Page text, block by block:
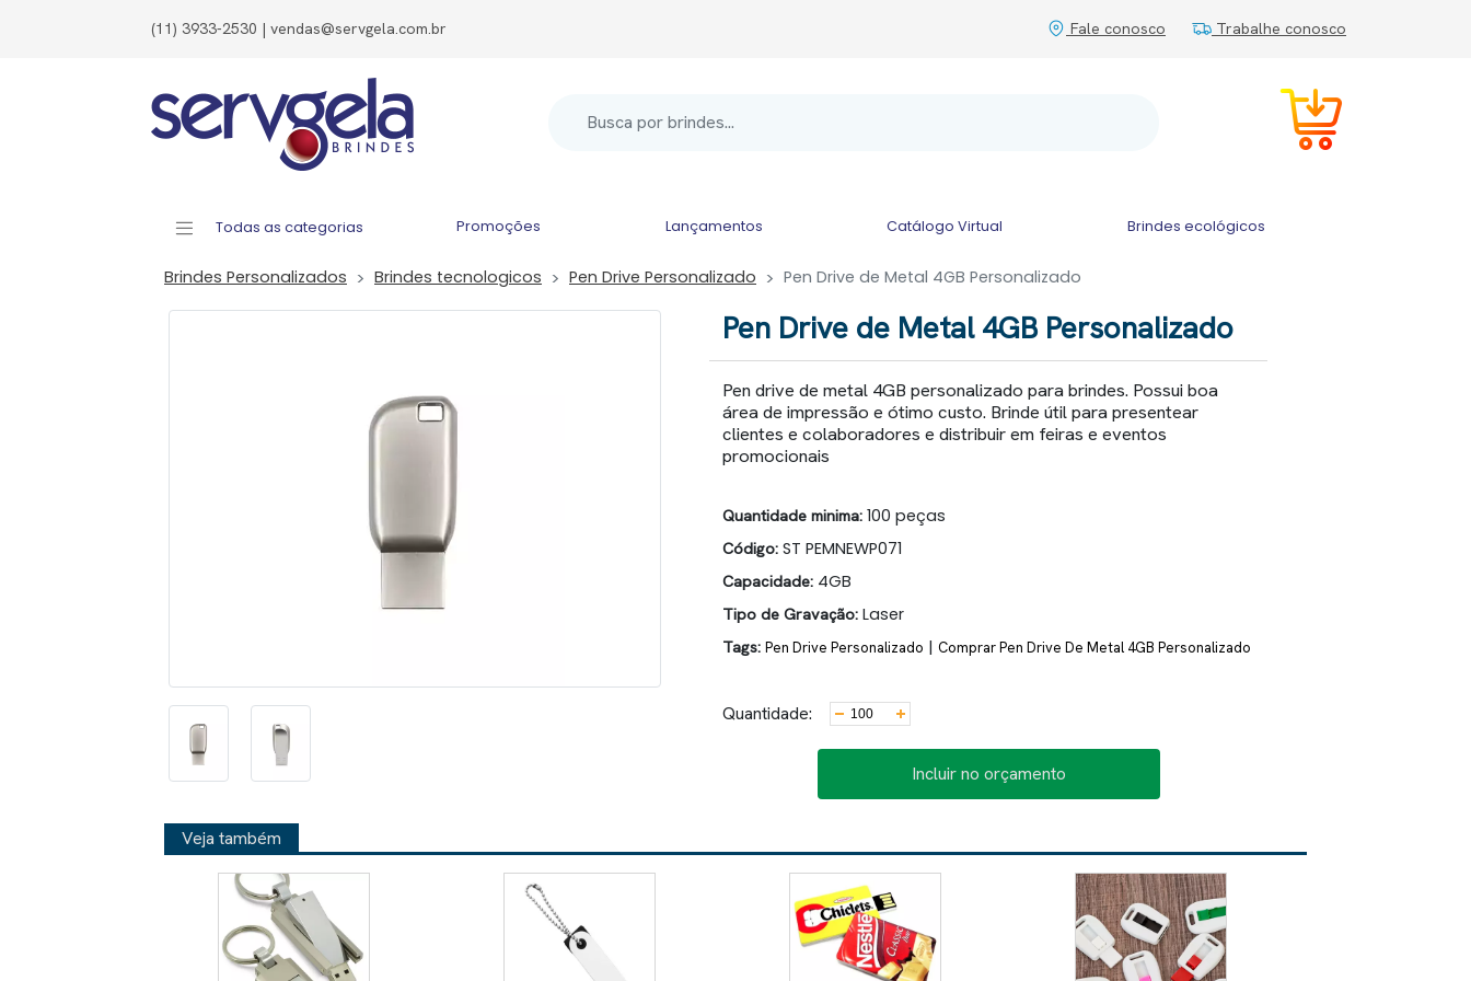
(11) 3933-2530 | vendas@servgela.com.br Fale conosco Trabalhe conosco
Todas as categorias Promoções Lançamentos Catálogo Virtual Brindes ecológicos
Brindes Personalizados Brindes tecnologicos Pen Drive Personalizado Pen Drive de Metal 4GB Personalizado
Pen Drive de Metal 4GB Personalizado
Pen drive de metal 4GB personalizado para brindes. Possui boa
área de impressão e ótimo custo. Brinde útil para presentear
clientes e colaboradores e distribuir em feiras e eventos
promocionais
Quantidade minima: 100 peças
Código: ST PEMNEWP071
Capacidade: 4GB
Tipo de Gravação: Laser
Tags: Pen Drive Personalizado | Comprar Pen Drive De Metal 4GB Personalizado
Quantidade:
Incluir no orçamento
Veja também